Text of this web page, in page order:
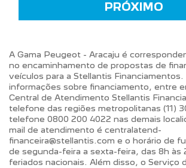
PRÓXIMO
A Gama Peugeot - Aracaju é
no encaminhamento de propostas de
veículos para a Stellantis Financiamentos.
informações sobre financiamento, entre
Central de Atendimento Stellantis
telefone das regiões metropolitanas (11)
telefone 0800 200 4022 nas demais
mail de atendimento é centralatend-
financeira@stellantis.com e o horário de
de segunda-feira a sexta-feira, das 8h às
feriados nacionais. Além disso, o Serviço